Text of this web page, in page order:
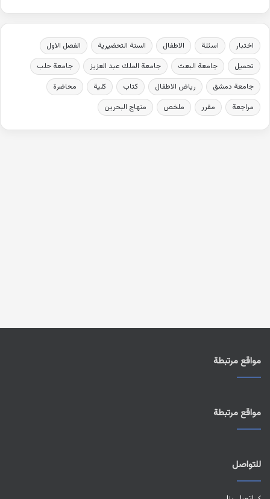
اختبار اسئلة الاطفال السنة التحضيرية
الفصل الاول
تحميل
جامعة البعث جامعة الملك عبد العزيز
جامعة حلب
جامعة دمشق
رياض الاطفال كتاب كلية
محاضرة
مراجعة
مقرر ملخص منهاج البحرين
مواقع مرتبطة
مواقع مرتبطة
للتواصل